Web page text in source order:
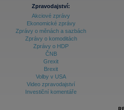
Archiv - Treasury alerty
Archiv - Vývoj české koruny
Archiv analýz - Makroukazatele
Ceny průmyslových výrobců - Data a prognózy
Ceny průmyslových výrobců - Graf (ČR)
Zpravodajství:
Akciové zprávy
Ekonomické zprávy
Zprávy o měnách a sazbách
Zprávy o komoditách
Zprávy o HDP
ČNB
Grexit
Brexit
Volby v USA
Video zpravodajství
Investiční komentáře